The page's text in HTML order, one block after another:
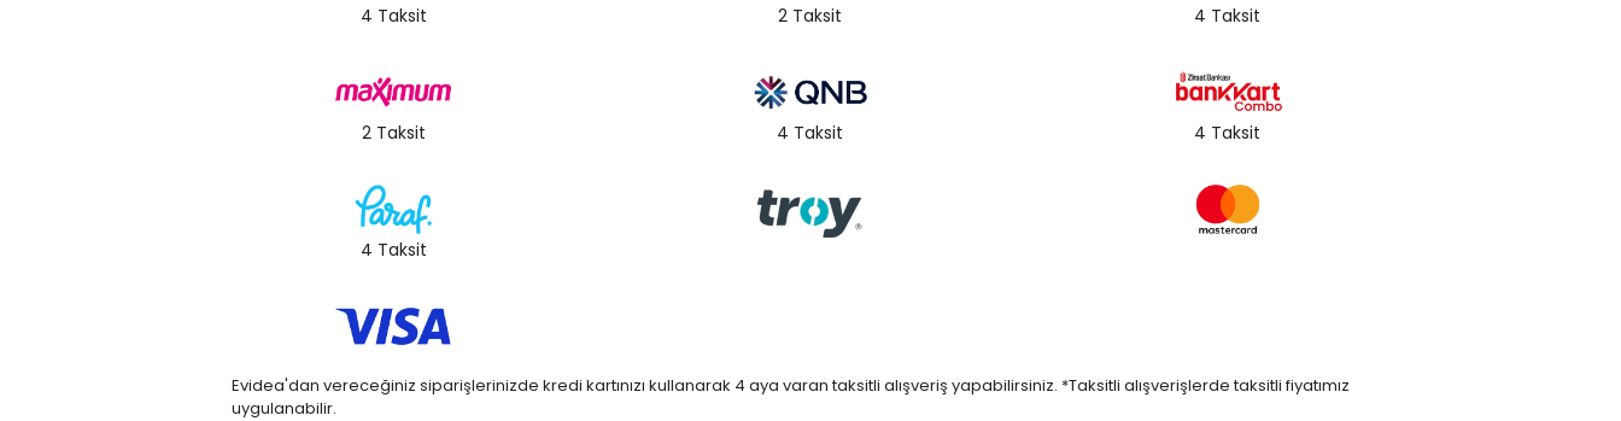
4 Taksit 2 Taksit 4 Taksit
2 Taksit 4 Taksit 4 Taksit
4 Taksit
Evidea'dan vereceğiniz siparişlerinizde kredi kartınızı kullanarak 4 aya varan taksitli alışveriş yapabilirsiniz. *Taksitli alışverişlerde taksitli fiyatımız
uygulanabilir.